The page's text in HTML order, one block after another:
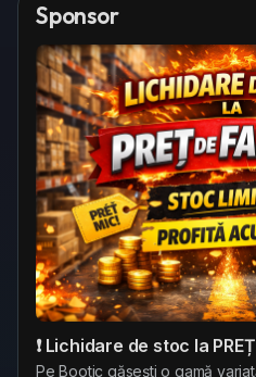
Sponsor
❗ Lichidare de stoc la PREȚ
Pe Bootic găsești o gamă